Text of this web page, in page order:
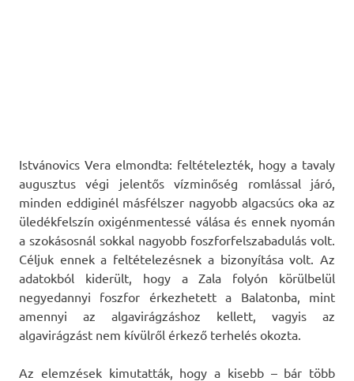
Istvánovics Vera elmondta: feltételezték, hogy a tavaly
augusztus végi jelentős vízminőség romlással járó,
minden eddiginél másfélszer nagyobb algacsúcs oka az
üledékfelszín oxigénmentessé válása és ennek nyomán
a szokásosnál sokkal nagyobb foszforfelszabadulás volt.
Céljuk ennek a feltételezésnek a bizonyítása volt. Az
adatokból kiderült, hogy a Zala folyón körülbelül
negyedannyi foszfor érkezhetett a Balatonba, mint
amennyi az algavirágzáshoz kellett, vagyis az
algavirágzást nem kívülről érkező terhelés okozta.
Az elemzések kimutatták, hogy a kisebb – bár több